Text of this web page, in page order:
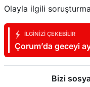
Olayla ilgili soruşturma
İLGINIZI ÇEKEBILIR
Çorum’da geceyi
Bizi